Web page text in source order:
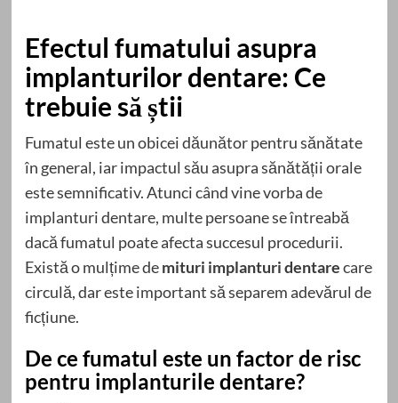
Efectul fumatului asupra
implanturilor dentare: Ce
trebuie să știi
Fumatul este un obicei dăunător pentru sănătate
în general, iar impactul său asupra sănătății orale
este semnificativ. Atunci când vine vorba de
implanturi dentare, multe persoane se întreabă
dacă fumatul poate afecta succesul procedurii.
Există o mulțime demituri implanturi dentarecare
circulă, dar este important să separem adevărul de
ficțiune.
De ce fumatul este un factor de risc
pentru implanturile dentare?